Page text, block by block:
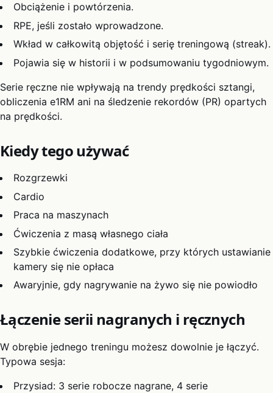
Obciążenie i powtórzenia.
RPE, jeśli zostało wprowadzone.
Wkład w całkowitą objętość i serię treningową (streak).
Pojawia się w historii i w podsumowaniu tygodniowym.
Serie ręczne nie wpływają na trendy prędkości sztangi,
obliczenia e1RM ani na śledzenie rekordów (PR) opartych
na prędkości.
Kiedy tego używać
Rozgrzewki
Cardio
Praca na maszynach
Ćwiczenia z masą własnego ciała
Szybkie ćwiczenia dodatkowe, przy których ustawianie
kamery się nie opłaca
Awaryjnie, gdy nagrywanie na żywo się nie powiodło
Łączenie serii nagranych i ręcznych
W obrębie jednego treningu możesz dowolnie je łączyć.
Typowa sesja:
Przysiad: 3 serie robocze nagrane, 4 serie